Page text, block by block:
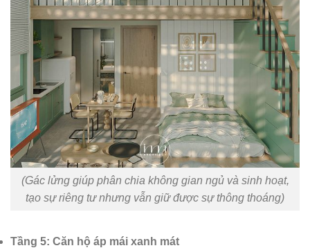
(Gác lửng giúp phân chia không gian ngủ và sinh hoạt,
tạo sự riêng tư nhưng vẫn giữ được sự thông thoáng)
Tầng 5: Căn hộ áp mái xanh mát